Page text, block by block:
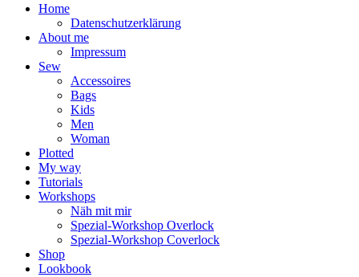
Home
Datenschutzerklärung
About me
Impressum
Sew
Accessoires
Bags
Kids
Men
Woman
Plotted
My way
Tutorials
Workshops
Näh mit mir
Spezial-Workshop Overlock
Spezial-Workshop Coverlock
Shop
Lookbook